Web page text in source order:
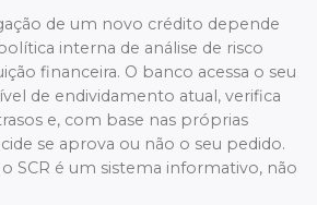
de um novo crédito depende
interna de análise de risco
financeira. O banco acessa o seu
de endividamento atual, verifica
e, com base nas próprias
se aprova ou não o seu pedido.
SCR é um sistema informativo, não